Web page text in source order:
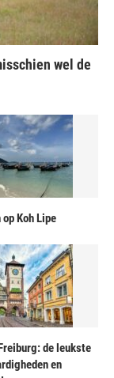
wel de
Koh Lipe
de leukste
en